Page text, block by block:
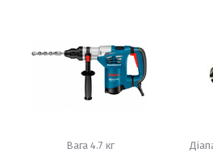
Вага 4.7 кг